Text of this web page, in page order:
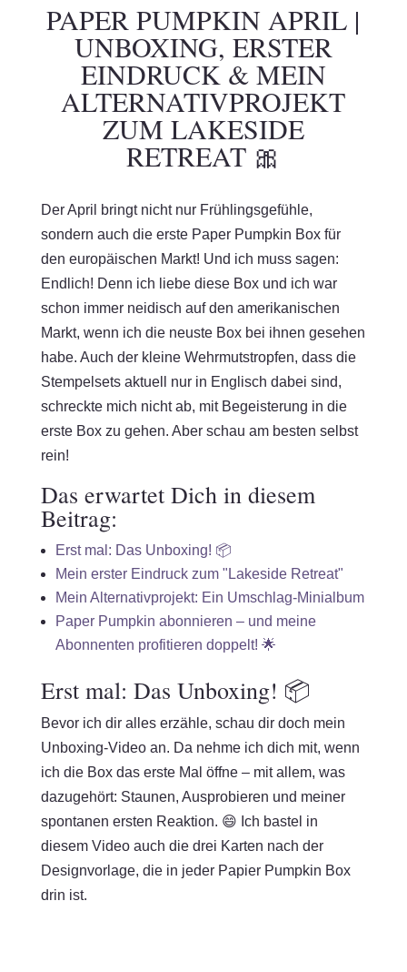
PAPER PUMPKIN APRIL |
UNBOXING, ERSTER
EINDRUCK & MEIN
ALTERNATIVPROJEKT
ZUM LAKESIDE
RETREAT 🎀
Der April bringt nicht nur Frühlingsgefühle,
sondern auch die erste Paper Pumpkin Box für
den europäischen Markt! Und ich muss sagen:
Endlich! Denn ich liebe diese Box und ich war
schon immer neidisch auf den amerikanischen
Markt, wenn ich die neuste Box bei ihnen gesehen
habe. Auch der kleine Wehrmutstropfen, dass die
Stempelsets aktuell nur in Englisch dabei sind,
schreckte mich nicht ab, mit Begeisterung in die
erste Box zu gehen. Aber schau am besten selbst
rein!
Das erwartet Dich in diesem
Beitrag:
Erst mal: Das Unboxing! 📦
Mein erster Eindruck zum "Lakeside Retreat"
Mein Alternativprojekt: Ein Umschlag-Minialbum
Paper Pumpkin abonnieren – und meine
Abonnenten profitieren doppelt! 🌟
Erst mal: Das Unboxing! 📦
Bevor ich dir alles erzähle, schau dir doch mein
Unboxing-Video an. Da nehme ich dich mit, wenn
ich die Box das erste Mal öffne – mit allem, was
dazugehört: Staunen, Ausprobieren und meiner
spontanen ersten Reaktion. 😄 Ich bastel in
diesem Video auch die drei Karten nach der
Designvorlage, die in jeder Papier Pumpkin Box
drin ist.